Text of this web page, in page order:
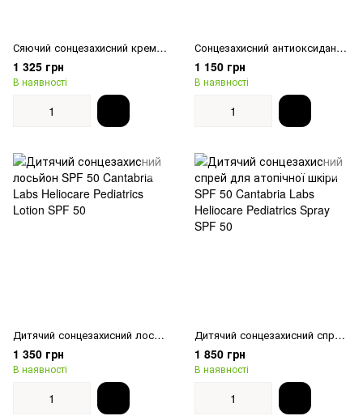
Сяючий сонцезахисний крем-гель для тіла Cantabria Labs Heliocare 360º Body Glow SPF 50+
1 325 грн
В наявності
Сонцезахисний антиоксидантний гель для тіла SPF50 Cantabria Labs Heliocare360 Advanced Gel
1 150 грн
В наявності
Дитячий сонцезахисний лосьйон SPF 50 Cantabria Labs Heliocare Pediatrics Lotion SPF 50
1 350 грн
В наявності
Дитячий сонцезахисний спрей для атопічної шкіри SPF 50 Cantabria Labs Heliocare Pediatrics Spray SPF 50
1 850 грн
В наявності